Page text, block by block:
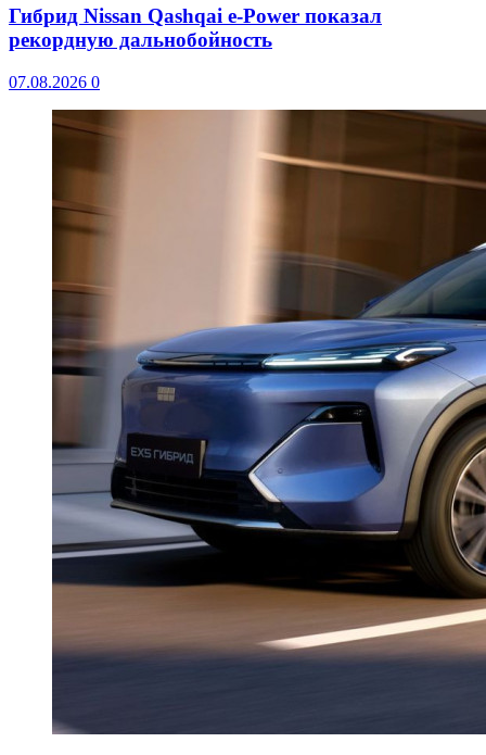
Гибрид Nissan Qashqai e-Power показал
рекордную дальнобойность
07.08.2026 0